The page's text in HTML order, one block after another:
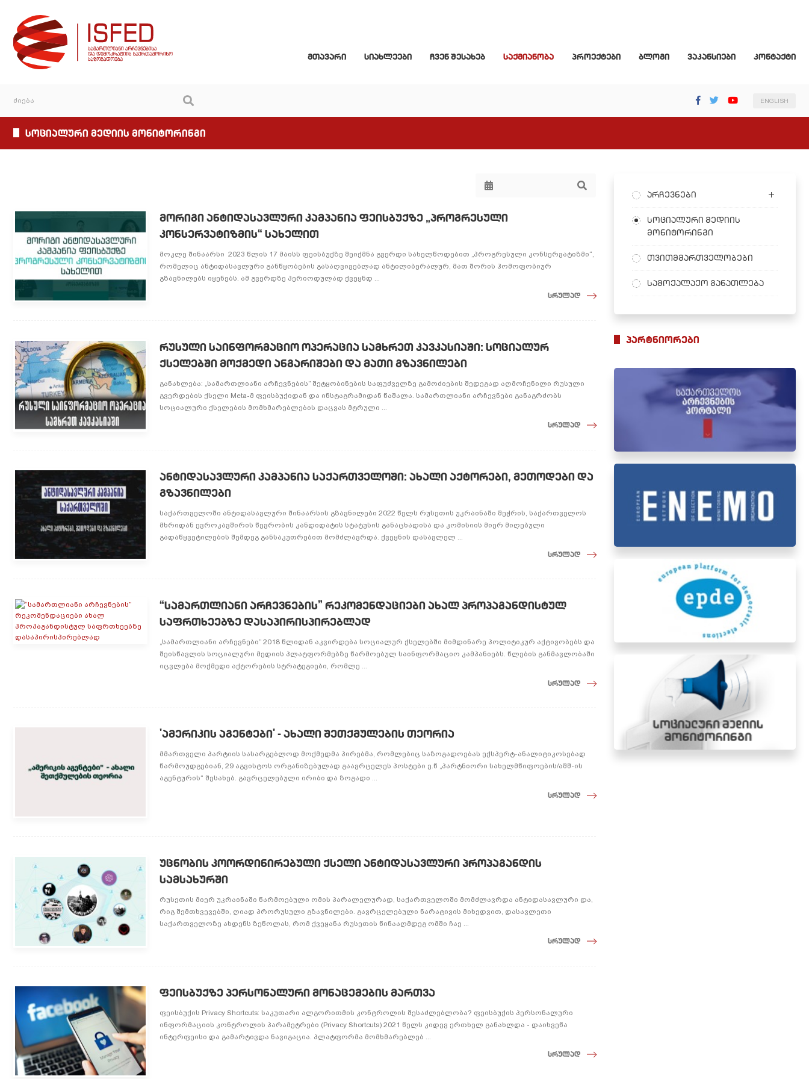
მთავარი სიახლეები ჩვენ შესახებ საქმიანობა პროექტები ბლოგი ვაკანსიები კონტაქტი
ENGLISH
სოციალური მედიის მონიტორინგი
მორიგი ანტიდასავლური კამპანია ფეისბუქზე „პროგრესული
კონსერვატიზმის“ სახელით
მოკლე შინაარსი 2023 წლის 17 მაისს ფეისბუქზე შეიქმნა გვერდი სახელწოდებით „პროგრესული კონსერვატიზმი“,
რომელიც ანტიდასავლური განწყობების გასაღვივებლად ანტილიბერალურ, მათ შორის ჰომოფობიურ
გზავნილებს იყენებს. ამ გვერდზე პერიოდულად ქვეყნდ ...
სრულად
რუსული საინფორმაციო ოპერაცია სამხრეთ კავკასიაში: სოციალურ
ქსელებში მოქმედი ანგარიშები და მათი გზავნილები
განახლება: „სამართლიანი არჩევნების” შეტყობინების საფუძველზე გამოძიების შედეგად აღმოჩენილი რუსული
გვერდების ქსელი Meta-მ ფეისბუქიდან და ინსტაგრამიდან წაშალა. სამართლიანი არჩევნები განაგრძობს
სოციალური ქსელების მომხმარებლების დაცვას მტრული ...
სრულად
ანტიდასავლური კამპანია საქართველოში: ახალი აქტორები, მეთოდები და
გზავნილები
საქართველოში ანტიდასავლური შინაარსის გზავნილები 2022 წელს რუსეთის უკრაინაში შეჭრის, საქართველოს
მხრიდან ევროკავშირის წევრობის კანდიდატის სტატუსის განაცხადისა და კომისიის მიერ მიღებული
გადაწყვეტილების შემდეგ განსაკუთრებით მომძლავრდა. ქვეყნის დასავლელ ...
სრულად
“სამართლიანი არჩევნების” რეკომენდაციები ახალ პროპაგანდისტულ
საფრთხეებზე დასაპირისპირებლად
„სამართლიანი არჩევნები” 2018 წლიდან აკვირდება სოციალურ ქსელებში მიმდინარე პოლიტიკურ აქტივობებს და
შეისწავლის სოციალური მედიის პლატფორმებზე წარმოებულ საინფორმაციო კამპანიებს. წლების განმავლობაში
იცვლება მოქმედი აქტორების სტრატეგიები, რომლე ...
სრულად
'ამერიკის აგენტები' - ახალი შეთქმულების თეორია
მმართველი პარტიის სასარგებლოდ მოქმედმა პირებმა, რომლებიც საზოგადოებას ექსპერტ-ანალიტიკოსებად
წარმოუდგებიან, 29 აგვისტოს ორგანიზებულად გაავრცელეს პოსტები ე.წ „პარტნიორი სახელმწიფოების/აშშ-ის
აგენტურის“ შესახებ. გავრცელებული ირიბი და ზოგადი ...
სრულად
უცნობის კოორდინირებული ქსელი ანტიდასავლური პროპაგანდის
სამსახურში
რუსეთის მიერ უკრაინაში წარმოებული ომის პარალელურად, საქართველოში მომძლავრდა ანტიდასავლური და,
რიგ შემთხვევებში, ღიად პრორუსული გზავნილები. გავრცელებული ნარატივის მიხედვით, დასავლეთი
საქართველოზე ახდენს ზეწოლას, რომ ქვეყანა რუსეთის წინააღმდეგ ომში ჩაე ...
სრულად
ფეისბუქზე პერსონალური მონაცემების მართვა
ფეისბუქის Privacy Shortcuts: საკუთარი ალგორითმის კონტროლის შესაძლებლობა? ფეისბუქის პერსონალური
ინფორმაციის კონტროლის პარამეტრები (Privacy Shortcuts) 2021 წელს კიდევ ერთხელ განახლდა - დაიხვეწა
ინტერფეისი და გამარტივდა ნავიგაცია. პლატფორმა მომხმარებლებ ...
სრულად
არჩევნები
სოციალური მედიის
მონიტორინგი
თვითმმართველობები
სამოქალაქო განათლება
პარტნიორები